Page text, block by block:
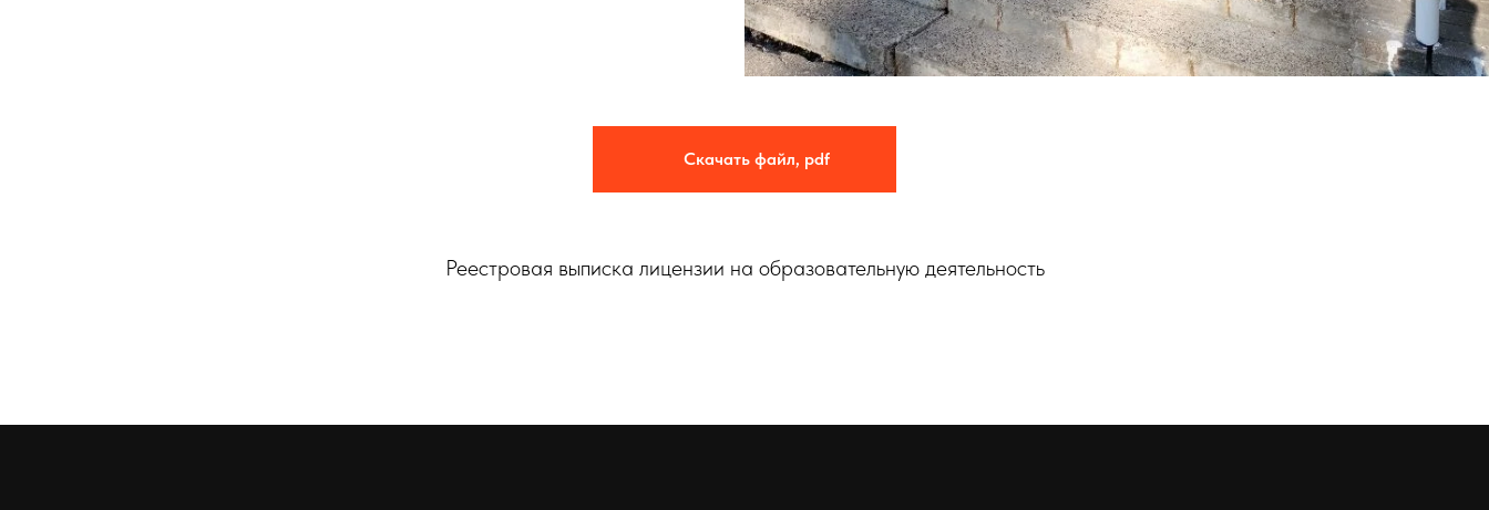
Скачать файл, pdf
Реестровая выписка лицензии на образовательную деятельность